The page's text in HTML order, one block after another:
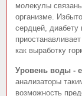
молекулы
организме.
сердцей,
как выработку
Уровень воды -
анализаторы
возможность